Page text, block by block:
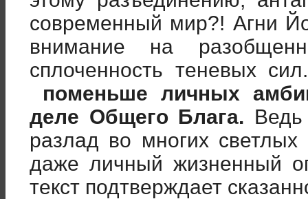
современный мир?! Агни
внимание на
сплоченность теневых
поменьше личных
деле Общего Блага.
разлад во многих
даже личный жизненный
текст подтверждает